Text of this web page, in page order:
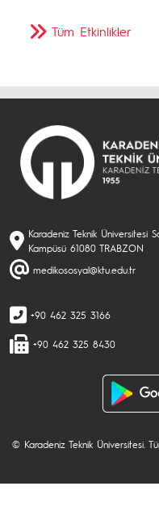
Tüm Etkinlikler
Karadeniz Teknik Üniversitesi
Kampüsü 61080 TRABZON
medikososyal@ktu.edu.tr
+90 462 325 3166
+90 462 325 8430
© Karadeniz Teknik Üniversitesi.